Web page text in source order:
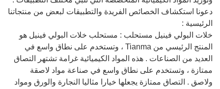
دعونا استكشاف الخصائص الفريدة والتطبيقات لبعض من منتجاتنا
الرئيسية :
خلات البولي فينيل مستحلب : مستحلب خلات البولي فينيل هو
المنتج الرئيسي من Tianma ، وتستخدم على نطاق واسع في
العديد من الصناعات . هذه المواد الكيميائية غرامة تشتهر التصاق
ممتازة ، وتستخدم على نطاق واسع في صناعة مواد لاصقة
ولاصق . التصاق ممتازة يجعلها خيارا مثاليا النجارة والورق ومواد